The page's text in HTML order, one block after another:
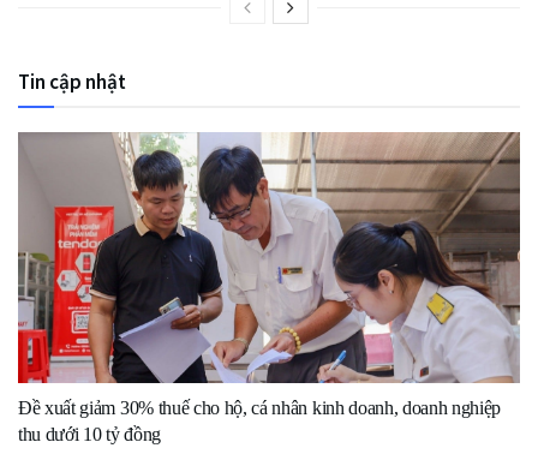
Tin cập nhật
Đề xuất giảm 30% thuế cho hộ, cá nhân kinh doanh, doanh nghiệp
thu dưới 10 tỷ đồng